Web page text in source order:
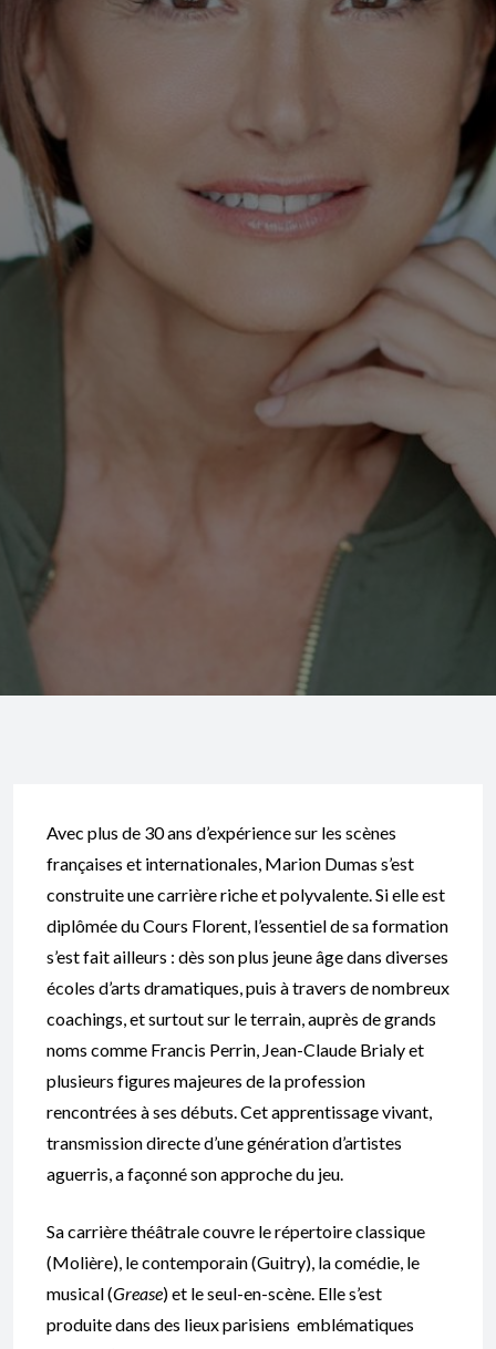
Avec plus de 30 ans d’expérience sur les scènes
françaises et internationales, Marion Dumas s’est
construite une carrière riche et polyvalente. Si elle est
diplômée du Cours Florent, l’essentiel de sa formation
s’est fait ailleurs : dès son plus jeune âge dans diverses
écoles d’arts dramatiques, puis à travers de nombreux
coachings, et surtout sur le terrain, auprès de grands
noms comme Francis Perrin, Jean-Claude Brialy et
plusieurs figures majeures de la profession
rencontrées à ses débuts. Cet apprentissage vivant,
transmission directe d’une génération d’artistes
aguerris, a façonné son approche du jeu.
Sa carrière théâtrale couvre le répertoire classique
(Molière), le contemporain (Guitry), la comédie, le
musical (Grease) et le seul-en-scène. Elle s’est
produite dans des lieux parisiens emblématiques